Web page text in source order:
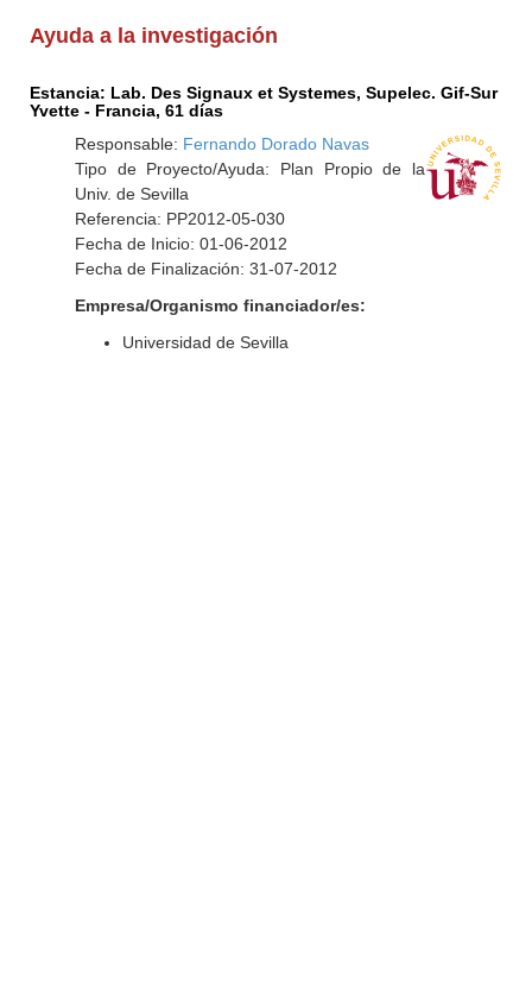
Ayuda a la investigación
Estancia: Lab. Des Signaux et Systemes, Supelec. Gif-Sur
Yvette - Francia, 61 días
Responsable: Fernando Dorado Navas
Tipo de Proyecto/Ayuda: Plan Propio de la
Univ. de Sevilla
Referencia: PP2012-05-030
Fecha de Inicio: 01-06-2012
Fecha de Finalización: 31-07-2012
Empresa/Organismo financiador/es:
Universidad de Sevilla